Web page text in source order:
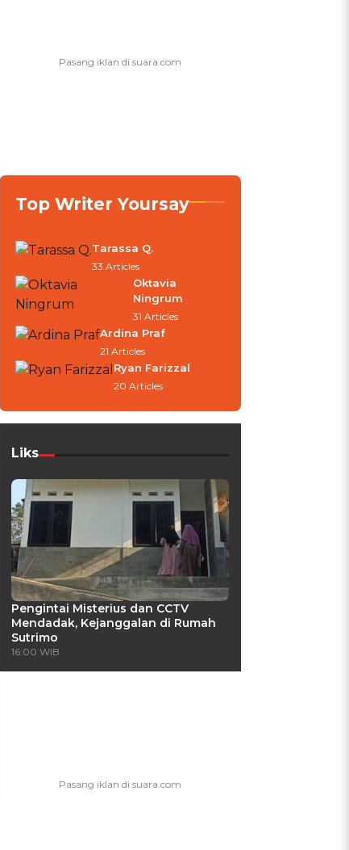
Top Writer Yoursay
Tarassa Q.
33 Articles
Oktavia
Ningrum
31 Articles
Ardina Praf
21 Articles
Ryan Farizzal
20 Articles
Liks
Pengintai Misterius dan CCTV
Mendadak, Kejanggalan di Rumah
Sutrimo
16:00 WIB